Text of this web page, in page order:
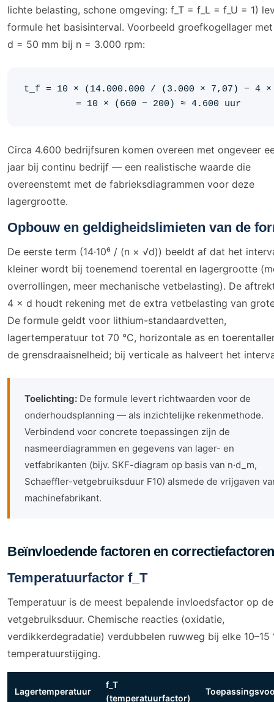
lichte belasting, schone omgeving: f_T = f_L = f_U = 1)
formule het basisinterval. Voorbeeld groefkogellager met
d = 50 mm bij n = 3.000 rpm:
t_f = 10 × (14.000.000 / (3.000 × 7,07) − 4 ×
= 10 × (660 − 200) ≈ 4.600 uur
Circa 4.600 bedrijfsuren komen overeen met ongeveer
jaar bij continu bedrijf — een realistische waarde die
overeenstemt met de fabrieksdiagrammen voor deze
lagergrootte.
Opbouw en geldigheidslimieten van de
De eerste term (14·10⁶ / (n × √d)) beeldt af dat het
kleiner wordt bij toenemend toerental en lagergrootte
overrollingen, meer mechanische vetbelasting). De
4 × d houdt rekening met de extra vetbelasting van
De formule geldt voor lithium-standaardvetten,
lagertemperatuur tot 70 °C, horizontale as en
de grensdraaisnelheid; bij verticale as halveert het
Toelichting: De formule levert richtwaarden voor de
onderhoudsplanning — als inzichtelijke rekenmethode.
Verbindend voor concrete toepassingen zijn de
nasmeerdiagrammen en gegevens van lager- en
vetfabrikanten (bijv. SKF-diagram op basis van n·d_m,
Schaeffler-vetgebruiksduur F10) alsmede de vrijgaven
machinefabrikant.
Beïnvloedende factoren en correctiefactoren
Temperatuurfactor f_T
Temperatuur is de meest bepalende invloedsfactor op de
vetgebruiksduur. Chemische reacties (oxidatie,
verdikkerdegradatie) verdubbelen ruwweg bij elke 10–15
temperatuurstijging.
Lagertemperatuur
f_T
(temperatuurfactor)